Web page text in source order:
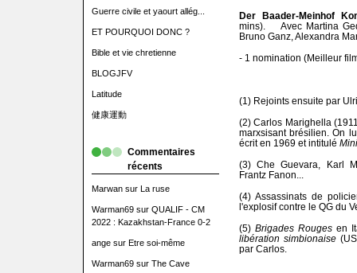
Guerre civile et yaourt allég...
ET POURQUOI DONC ?
Bible et vie chretienne
BLOGJFV
Latitude
健康運動
Commentaires
récents
Marwansur La ruse
Warman69sur QUALIF - CM
2022 : Kazakhstan-France 0-2
angesur Etre soi-même
Warman69sur The Cave
Der Baader-Meinhof
mins). Avec Martina
Bruno Ganz, Alexandra
- 1 nomination (Meilleur
(1) Rejoints ensuite par
(2) Carlos Marighella
marxsisant brésilien. On
écrit en 1969 et intitulé
(3) Che Guevara, Karl
Frantz Fanon...
(4) Assassinats de
l'explosif contre le QG du
(5) Brigades Rougesen
libération simbionaise
par Carlos.